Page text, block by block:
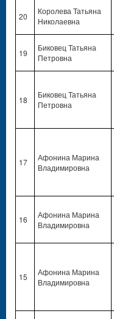
20
Королева Татьяна
Николаевна
19
Биковец Татьяна
Петровна
18
Биковец Татьяна
Петровна
17
Афонина Марина
Владимировна
16
Афонина Марина
Владимировна
15
Афонина Марина
Владимировна